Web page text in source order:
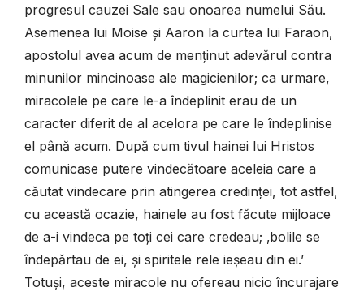
progresul cauzei Sale sau onoarea numelui Său.
Asemenea lui Moise și Aaron la curtea lui Faraon,
apostolul avea acum de menținut adevărul contra
minunilor mincinoase ale magicienilor; ca urmare,
miracolele pe care le-a îndeplinit erau de un
caracter diferit de al acelora pe care le îndeplinise
el până acum. După cum tivul hainei lui Hristos
comunicase putere vindecătoare aceleia care a
căutat vindecare prin atingerea credinței, tot astfel,
cu această ocazie, hainele au fost făcute mijloace
de a-i vindeca pe toți cei care credeau; ‚bolile se
îndepărtau de ei, și spiritele rele ieșeau din ei.’
Totuși, aceste miracole nu ofereau nicio încurajare